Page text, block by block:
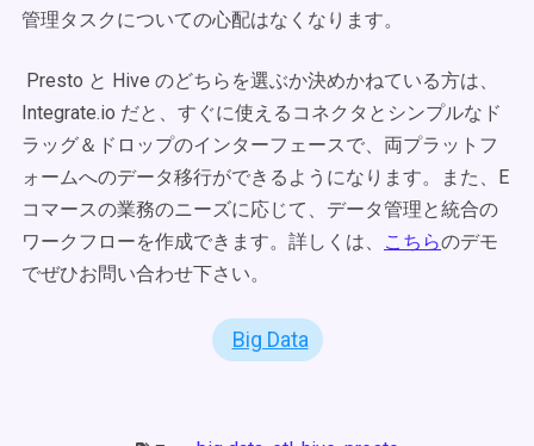
管理タスクについての心配はなくなります。
Presto と Hive のどちらを選ぶか決めかねている方は、
Integrate.io だと、すぐに使えるコネクタとシンプルなド
ラッグ＆ドロップのインターフェースで、両プラットフ
ォームへのデータ移行ができるようになります。また、E
コマースの業務のニーズに応じて、データ管理と統合の
ワークフローを作成できます。詳しくは、
こちらのデモ
でぜひお問い合わせ下さい。
Big Data